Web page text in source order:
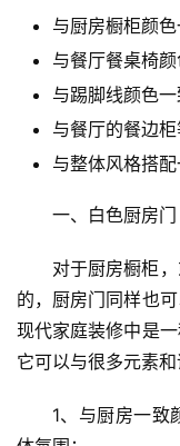
与厨房橱柜颜
与餐厅餐桌椅
与踢脚线颜色
与餐厅的餐边
与整体风格搭
一、白色厨房门
对于厨房橱柜
的，厨房门同样也
现代家庭装修中是
它可以与很多元素
1、与厨房一致